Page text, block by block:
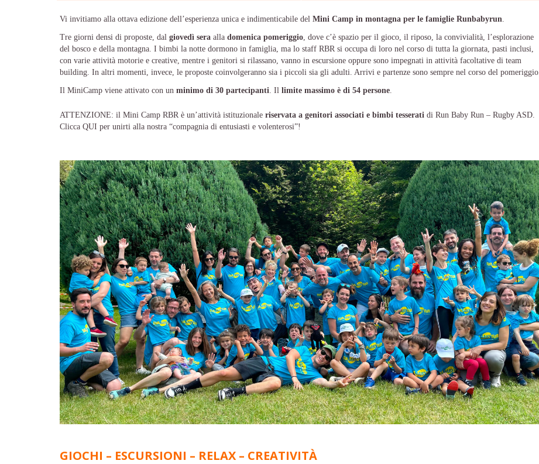
Vi invitiamo alla ottava edizione dell’esperienza unica e indimenticabile del Mini Camp in montagna per le famiglie Runbabyrun
Tre giorni densi di proposte, dal giovedì sera alla domenica pomeriggio , dove c’è spazio per il gioco, il riposo, la convivialità, l’esplorazione
del bosco e della montagna. I bimbi la notte dormono in famiglia, ma lo staff RBR si occupa di loro nel corso di tutta la giornata, pasti inclusi,
con varie attività motorie e creative, mentre i genitori si rilassano, vanno in escursione oppure sono impegnati in attività facoltative di team
building. In altri momenti, invece, le proposte coinvolgeranno sia i piccoli sia gli adulti. Arrivi e partenze sono sempre nel corso del pomeriggio.
Il MiniCamp viene attivato con un minimo di 30 partecipanti. Il limite massimo è di 54 persone.
ATTENZIONE: il Mini Camp RBR è un’attività istituzionale riservata a genitori associati e bimbi tesserati di Run Baby Run – Rugby ASD.
Clicca QUI per unirti alla nostra “compagnia di entusiasti e volenterosi”!
GIOCHI – ESCURSIONI – RELAX – CREATIVITÀ